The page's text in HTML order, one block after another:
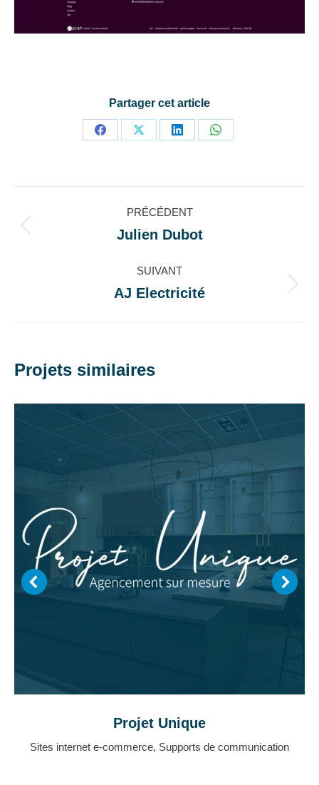
Partager cet article
PartagerPartagerPartagerPartager
Navigation
de
commentaire
PRÉCÉDENT
Onglet
Julien Dubot
SUIVANT
Projets
AJ Electricité
Projets similaires
Projet Unique
Sites internet e-commerce, Supports de communication